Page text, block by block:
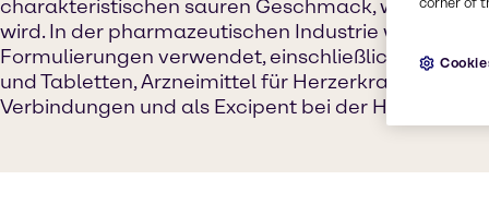
charakteristischen sauren Geschmack, wenn es
wird. In der pharmazeutischen Industrie wird es in
Formulierungen verwendet, einschließlich
und Tabletten, Arzneimittel für Herzerkrankungen,
Verbindungen und als Excipent bei der